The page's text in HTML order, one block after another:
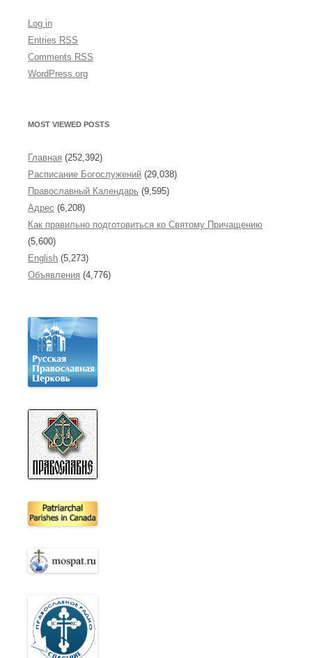
Log in
Entries RSS
Comments RSS
WordPress.org
MOST VIEWED POSTS
Главная (252,392)
Расписание Богослужений (29,038)
Православный Календарь (9,595)
Адрес (6,208)
Как правильно подготовиться ко Святому Причащению
(5,600)
English (5,273)
Объявления (4,776)